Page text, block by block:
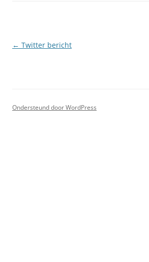
Berichtnavigatie
← Twitter bericht
Ondersteund door WordPress